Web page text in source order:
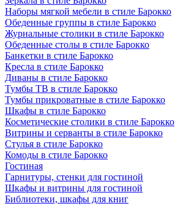
Наборы мягкой мебели в стиле Барокко
Обеденные группы в стиле Барокко
Журнальные столики в стиле Барокко
Обеденные столы в стиле Барокко
Банкетки в стиле Барокко
Кресла в стиле Барокко
Диваны в стиле Барокко
Тумбы ТВ в стиле Барокко
Тумбы прикроватные в стиле Барокко
Шкафы в стиле Барокко
Косметические столики в стиле Барокко
Витрины и серванты в стиле Барокко
Стулья в стиле Барокко
Комоды в стиле Барокко
Гостиная
Гарнитуры, стенки для гостиной
Шкафы и витрины для гостиной
Библиотеки, шкафы для книг